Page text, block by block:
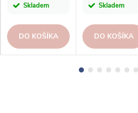
BROWNSkladem
DO KOŠÍKA
Skladem
DO KOŠÍKA